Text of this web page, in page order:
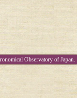
Observatory of Japan.